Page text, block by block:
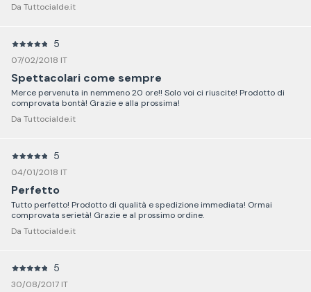
Da Tuttocialde.it
5
07/02/2018 IT
Spettacolari come sempre
Merce pervenuta in nemmeno 20 ore!! Solo voi ci riuscite! Prodotto di
comprovata bontà! Grazie e alla prossima!
Da Tuttocialde.it
5
04/01/2018 IT
Perfetto
Tutto perfetto! Prodotto di qualità e spedizione immediata! Ormai
comprovata serietà! Grazie e al prossimo ordine.
Da Tuttocialde.it
5
30/08/2017 IT